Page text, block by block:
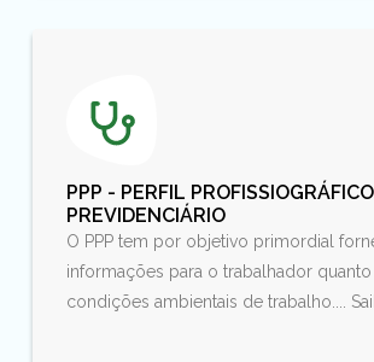
PPP - PERFIL PROFISSIOGRÁFICO
PREVIDENCIÁRIO
O PPP tem por objetivo primordial
informações para o trabalhador quanto
condições ambientais de trabalho....